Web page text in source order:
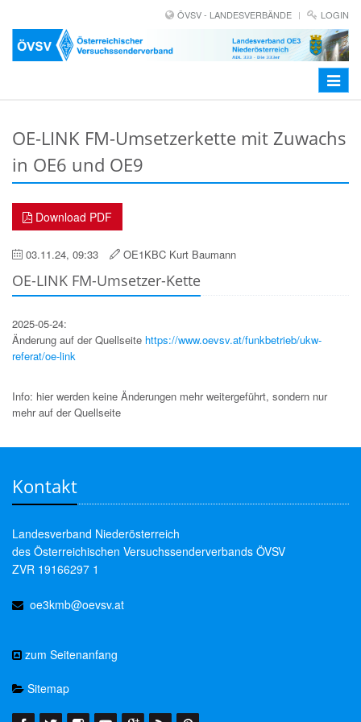
ÖVSV - LANDESVERBÄNDE LOGIN
Toggle
OE-LINK FM-Umsetzerkette mit Zuwachs
in OE6 und OE9
Download PDF
03.11.24, 09:33 OE1KBC Kurt Baumann
OE-LINK FM-Umsetzer-Kette
2025-05-24:
Änderung auf der Quellseite https://www.oevsv.at/funkbetrieb/ukw-
referat/oe-link
Info: hier werden keine Änderungen mehr weitergeführt, sondern nur
mehr auf der Quellseite
Kontakt
Landesverband Niederösterreich
des Österreichischen Versuchssenderverbands ÖVSV
ZVR 19166297 1
oe3kmb@oevsv.at
zum Seitenanfang
Sitemap